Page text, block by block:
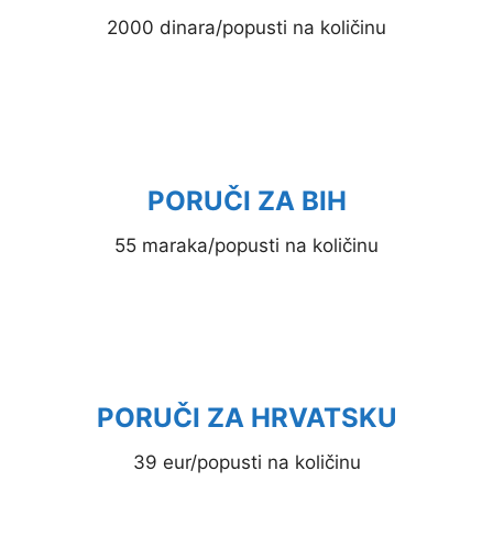
2000 dinara/popusti na količinu
PORUČI ZA BIH
55 maraka/popusti na količinu
PORUČI ZA HRVATSKU
39 eur/popusti na količinu